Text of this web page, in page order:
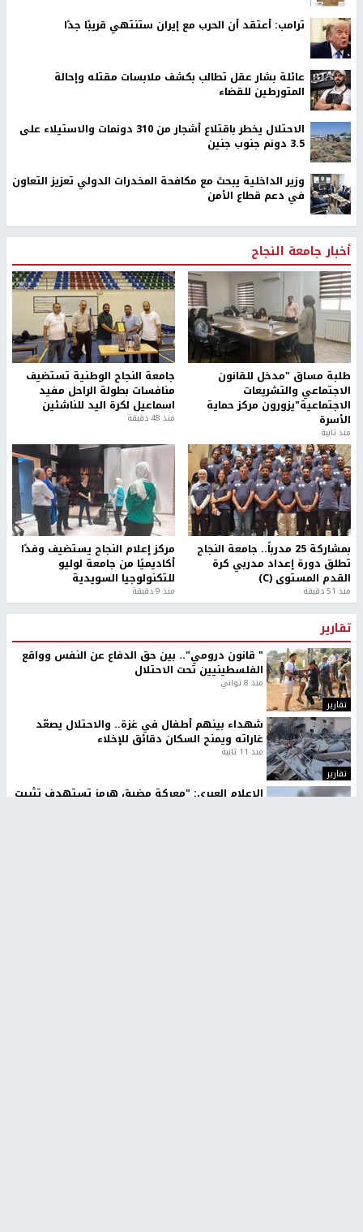
ترامب: أعتقد أن الحرب مع إيران ستنتهي قريبًا جدًا
عائلة بشار عقل تطالب بكشف ملابسات مقتله وإحالة
المتورطين للقضاء
الاحتلال يخطر باقتلاع أشجار من 310 دونمات والاستيلاء على
3.5 دونم جنوب جنين
وزير الداخلية يبحث مع مكافحة المخدرات الدولي تعزيز التعاون
في دعم قطاع الأمن
أخبار جامعة النجاح
طلبة مساق "مدخل للقانون
الاجتماعي والتشريعات
الاجتماعية"يزورون مركز حماية
الأسرة
منذ ثانية
جامعة النجاح الوطنية تستضيف
منافسات بطولة الراحل مفيد
اسماعيل لكرة اليد للناشئين
منذ 48 دقيقة
بمشاركة 25 مدرباً.. جامعة النجاح
تطلق دورة إعداد مدربي كرة
القدم المستوى (C)
منذ 51 دقيقة
مركز إعلام النجاح يستضيف وفدًا
أكاديميًا من جامعة لوليو
للتكنولوجيا السويدية
منذ 9 دقيقة
تقارير
تقارير
" قانون درومي".. بين حق الدفاع عن النفس وواقع
الفلسطينيين تحت الاحتلال
منذ 8 ثواني
تقارير
شهداء بينهم أطفال في غزة.. والاحتلال يصعّد
غاراته ويمنح السكان دقائق للإخلاء
منذ 11 ثانية
الإعلام العبري: "معركة مضيق هرمز تستهدف تثبيت